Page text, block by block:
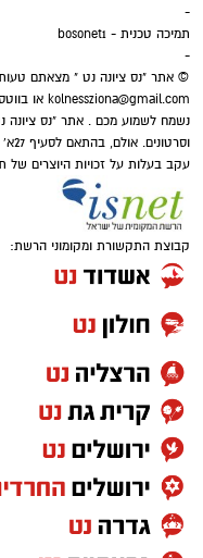
-
תמיכה טכנית - bosonet1
-
© אתר "נס ציונה נט " מצאתם
kolnessziona@gmail.com
נשמח לשמוע מכם . אתר "נס ציונה
עקב בעלות על זכויות היוצרים של
קבוצת התקשורת ומקומוני הרשת: